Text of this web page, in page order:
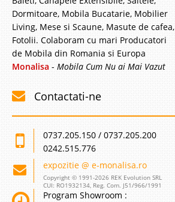
Dormitoare, Mobila Bucatarie, Mobilier
Living, Mese si Scaune, Masute de cafea,
Fotolii. Colaboram cu mari Producatori
de Mobila din Romania si Europa
Monalisa - Mobila Cum Nu ai Mai Vazut
Contactati-ne
0737.205.150 / 0737.205.200
0242.515.776
expozitie @ e-monalisa.ro
Copyright © 1991-2026 REK Evolution SRL
CUI: RO1932134, Reg. Com. J51/966/1991
Program Showroom :